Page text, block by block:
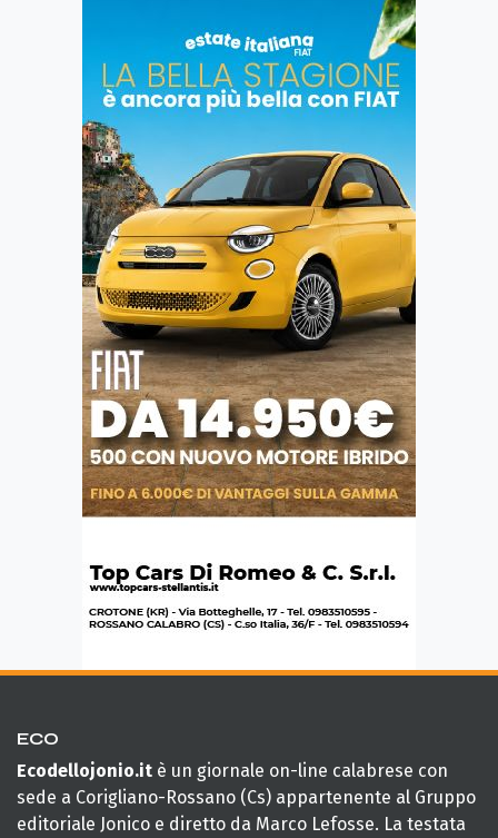
ECO
Ecodellojonio.it è un giornale on-line calabrese con
sede a Corigliano-Rossano (Cs) appartenente al Gruppo
editoriale Jonico e diretto da Marco Lefosse. La testata